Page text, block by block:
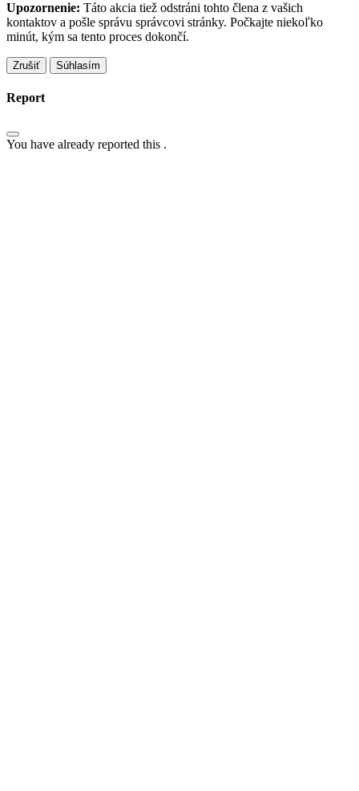
Upozornenie: Táto akcia tiež odstráni tohto člena z vašich
kontaktov a pošle správu správcovi stránky. Počkajte niekoľko
minút, kým sa tento proces dokončí.
Súhlasím
Report
You have already reported this .